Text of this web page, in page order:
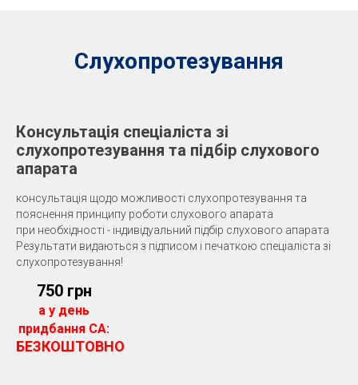
Слухопротезування
Консультація спеціаліста зі
слухопротезування та підбір слухового
апарата
консультація щодо можливості слухопротезування та
пояснення принципу роботи слухового апарата
при необхідності - індивідуальний підбір слухового апарата
Результати видаються з підписом і печаткою спеціаліста зі
слухопротезування!
750 грн
а у день
придбання СА:
БЕЗКОШТОВНО